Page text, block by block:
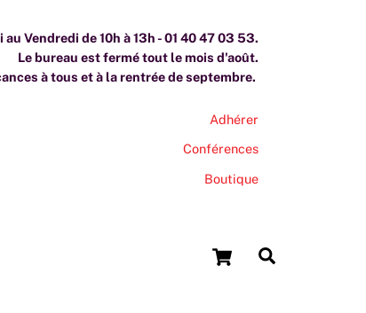
Cart
Vendredi de 10h à 13h - 01 40 47 03 53.
Le bureau est fermé tout le mois d'août.
à tous et à la rentrée de septembre.
Adhérer
Conférences
Boutique